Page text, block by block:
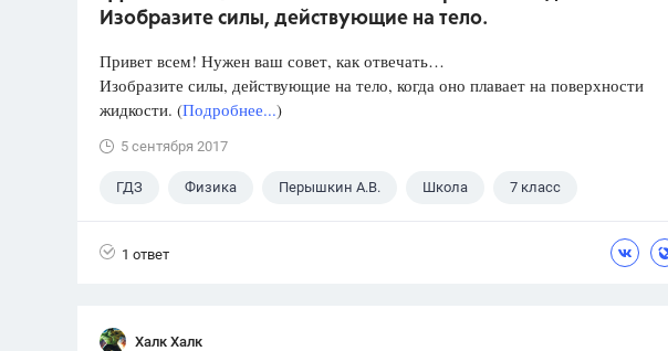
Изобразите силы, действующие на тело.
Привет всем! Нужен ваш совет, как отвечать…
Изобразите силы, действующие на тело, когда оно плавает на поверхности
жидкости. (Подробнее...)
5 сентября 2017
ГДЗ Физика Перышкин А.В. Школа 7 класс
1 ответ
Халк Халк